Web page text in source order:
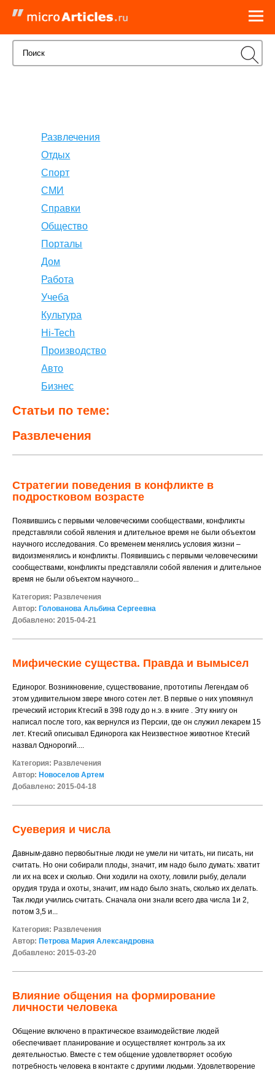
Развлечения
Отдых
Спорт
СМИ
Справки
Общество
Порталы
Дом
Работа
Учеба
Культура
Hi-Tech
Производство
Авто
Бизнес
Статьи по теме:
Развлечения
Стратегии поведения в конфликте в
подростковом возрасте
Появившись с первыми человеческими сообществами, конфликты
представляли собой явления и длительное время не были объектом
научного исследования. Со временем менялись условия жизни –
видоизменялись и конфликты. Появившись с первыми человеческими
сообществами, конфликты представляли собой явления и длительное
время не были объектом научного...
Категория: Развлечения
Автор: Голованова Альбина Сергеевна
Добавлено: 2015-04-21
Мифические существа. Правда и вымысел
Единорог. Возникновение, существование, прототипы Легендам об
этом удивительном звере много сотен лет. В первые о них упомянул
греческий историк Ктесий в 398 году до н.э. в книге . Эту книгу он
написал после того, как вернулся из Персии, где он служил лекарем 15
лет. Ктесий описывал Единорога как Неизвестное животное Ктесий
назвал Однорогий....
Категория: Развлечения
Автор: Новоселов Артем
Добавлено: 2015-04-18
Суеверия и числа
Давным-давно первобытные люди не умели ни читать, ни писать, ни
считать. Но они собирали плоды, значит, им надо было думать: хватит
ли их на всех и сколько. Они ходили на охоту, ловили рыбу, делали
орудия труда и охоты, значит, им надо было знать, сколько их делать.
Так люди учились считать. Сначала они знали всего два числа 1и 2,
потом 3,5 и...
Категория: Развлечения
Автор: Петрова Мария Александровна
Добавлено: 2015-03-20
Влияние общения на формирование
личности человека
Общение включено в практическое взаимодействие людей
обеспечивает планирование и осуществляет контроль за их
деятельностью. Вместе с тем общение удовлетворяет особую
потребность человека в контакте с другими людьми. Удовлетворение